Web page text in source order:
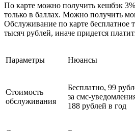
По карте можно получить кешбэк
только в баллах. Можно получить
Обслуживание по карте бесплатное
тысяч рублей, иначе придется
Параметры Нюансы
Стоимость
обслуживания
Бесплатно, 99
за смс-
188 рублей в год